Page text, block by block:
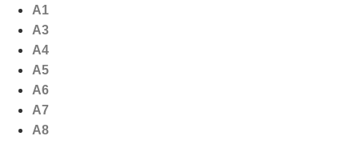
naar
inhoud
A1
A3
A4
A5
A6
A7
A8